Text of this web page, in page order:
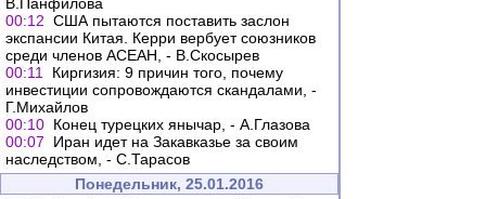
00:12 США пытаются поставить заслон
экспансии Китая. Керри вербует союзников
среди членов АСЕАН, - В.Скосырев
00:11
Киргизия: 9 причин того, почему
инвестиции сопровождаются скандалами, -
Г.Михайлов
00:10 Конец турецких янычар, - А.Глазова
00:07
Иран идет на Закавказье за своим
наследством, - С.Тарасов
Понедельник, 25.01.2016